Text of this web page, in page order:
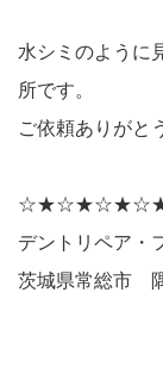
水シミのように
所です。
ご依頼ありがと
デントリペア・
茨城県常総市